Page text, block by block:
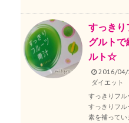
すっきり
グルト
ルト☆
2016/04/
ダイエット
すっきりフル
すっきりフ
素を補って